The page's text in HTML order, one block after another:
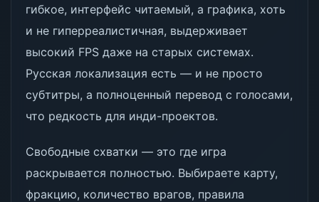
гибкое, интерфейс читаемый, а графика, хоть
и не гиперреалистичная, выдерживает
высокий FPS даже на старых системах.
Русская локализация есть — и не просто
субтитры, а полноценный перевод с голосами,
что редкость для инди-проектов.
Свободные схватки — это где игра
раскрывается полностью. Выбираете карту,
фракцию, количество врагов, правила